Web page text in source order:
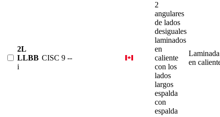
2L
LLBB
i
CISC 9 --
2
angulares
de lados
desiguales
laminados
en
caliente
con los
lados
largos
espalda
con
espalda
Laminada
en